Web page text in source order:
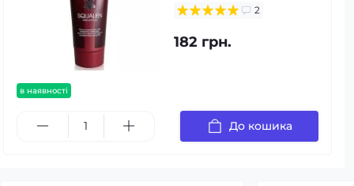
в наявності
2
182 грн.
До кошика